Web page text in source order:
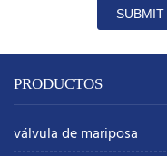
SUBMIT
PRODUCTOS
válvula de mariposa